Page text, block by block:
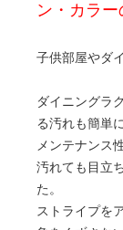
ン・カラ
子供部屋やダ
ダイニングラ
る汚れも簡単
メンテナンス
汚れても目立
た。
ストライプを